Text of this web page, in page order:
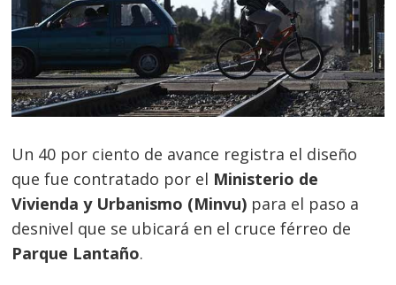
Un 40 por ciento de avance registra el diseño
que fue contratado por el Ministerio de
Vivienda y Urbanismo (Minvu) para el paso a
desnivel que se ubicará en el cruce férreo de
Parque Lantaño.